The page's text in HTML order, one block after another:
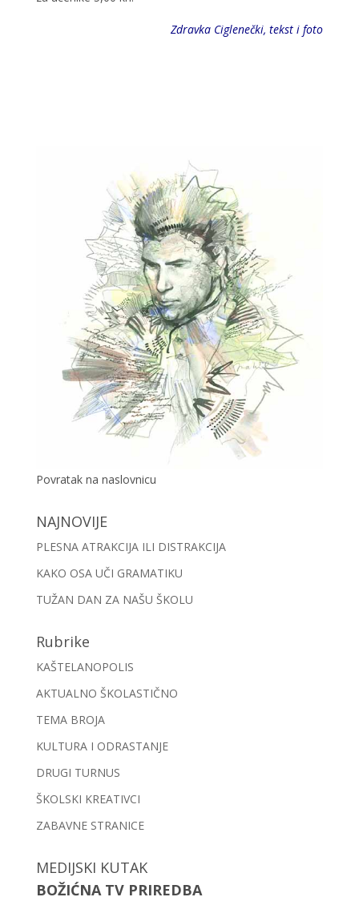
Zdravka Ciglenečki, tekst i foto
Povratak na naslovnicu
NAJNOVIJE
PLESNA ATRAKCIJA ILI DISTRAKCIJA
KAKO OSA UČI GRAMATIKU
TUŽAN DAN ZA NAŠU ŠKOLU
Rubrike
KAŠTELANOPOLIS
AKTUALNO ŠKOLASTIČNO
TEMA BROJA
KULTURA I ODRASTANJE
DRUGI TURNUS
ŠKOLSKI KREATIVCI
ZABAVNE STRANICE
MEDIJSKI KUTAK
BOŽIĆNA TV PRIREDBA